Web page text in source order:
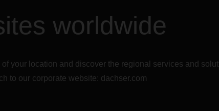
worldwide
your location and discover the regional services and
to our corporate website: dachser.com